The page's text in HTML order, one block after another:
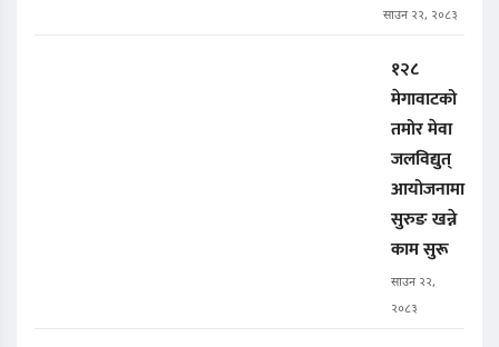
साउन २२, २०८३
१२८
मेगावाटको
तमोर मेवा
जलविद्युत्
आयोजनामा
सुरुङ खन्ने
काम सुरू
साउन २२,
२०८३